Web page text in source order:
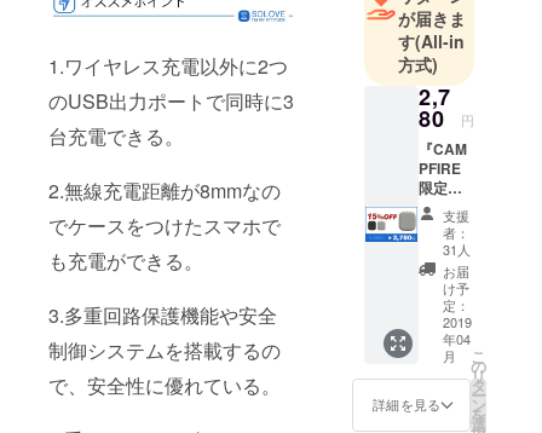
1.ワイヤレス充電以外に2つ
のUSB出力ポートで同時に3
台充電できる。
2.無線充電距離が8mmなの
でケースをつけたスマホで
も充電ができる。
3.多重回路保護機能や安全
制御システムを搭載するの
で、安全性に優れている。
入し、主に
海外から斬
新なる高品
質電子製品
を日本へ輸
入し、日本
のお客様に
紹介する。
が届きま
す(All-in
方式)
2,7
80 円
『CAM
PFIRE
限定価
格』
15％OF
モバイ
ルバッ
テリー
SOLOV
E-W5＞
1セット
（送料
込み）
＜1セッ
支援
者：
31人
お届
け予
定：
2019
年04
月
詳細を見る
こ
の
リ
タ
ー
ン
を
選